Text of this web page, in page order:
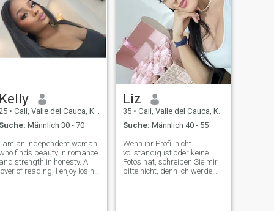
• Cali, Valle del Cauca, Kolumbien
Männlich 30 - 70
am an independent woman
finds beauty in romance
strength in honesty. A
of reading, I enjoy losing
Liz
35 • Cali, Valle del Cauca, Kolumbien
Suche: Männlich 40 - 55
Wenn ihr Profil nicht
vollständig ist oder keine
Fotos hat, schreiben Sie mir
bitte nicht, denn ich werde